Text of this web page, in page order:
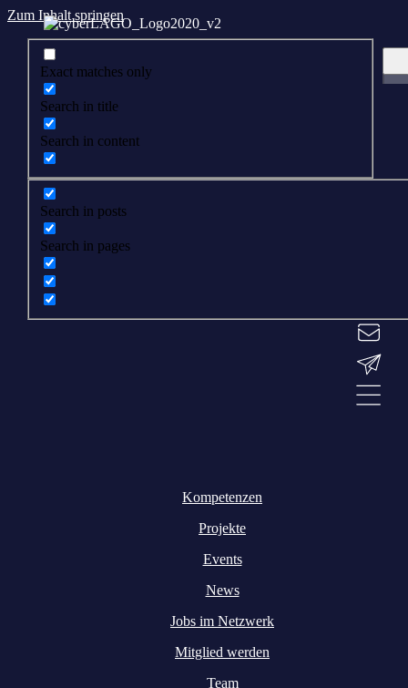
Zum Inhalt springen
Exact matches only
Search in title
Search in content
Search in posts
Search in pages
Kompetenzen
Projekte
Events
News
Jobs im Netzwerk
Mitglied werden
Team